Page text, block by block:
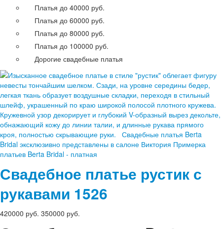
Платья до 40000 руб.
Платья до 60000 руб.
Платья до 80000 руб.
Платья до 100000 руб.
Дорогие свадебные платья
Свадебное платье рустик с
рукавами 1526
420000 руб. 350000 руб.